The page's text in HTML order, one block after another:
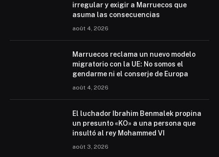
irregular y exigir a Marruecos que
asuma las consecuencias
août 4, 2026
Marruecos reclama un nuevo modelo
migratorio con la UE: No somos el
gendarme ni el conserje de Europa
août 4, 2026
El luchador Ibrahim Benmalek propina
un presunto «KO» a una persona que
insultó al rey Mohammed VI
août 3, 2026